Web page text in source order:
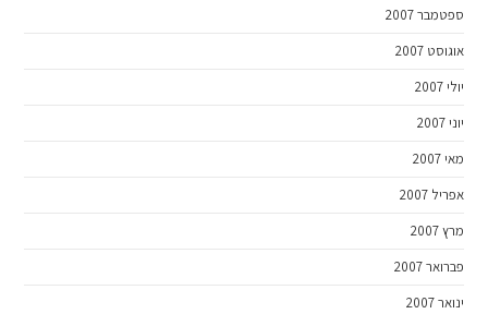
ספטמבר 2007
אוגוסט 2007
יולי 2007
יוני 2007
מאי 2007
אפריל 2007
מרץ 2007
פברואר 2007
ינואר 2007